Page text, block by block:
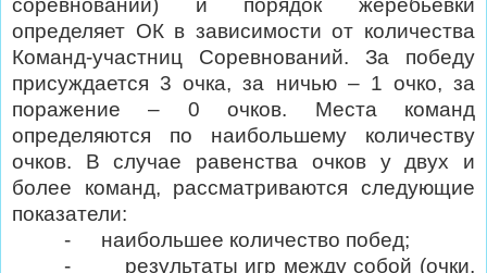
соревнований) и порядок жеребьевки
определяет ОК в зависимости от количества
Команд-участниц Соревнований. За победу
присуждается 3 очка, за ничью – 1 очко, за
поражение – 0 очков. Места команд
определяются по наибольшему количеству
очков. В случае равенства очков у двух и
более команд, рассматриваются следующие
показатели:
-
наибольшее количество побед;
-
результаты игр между собой (очки,